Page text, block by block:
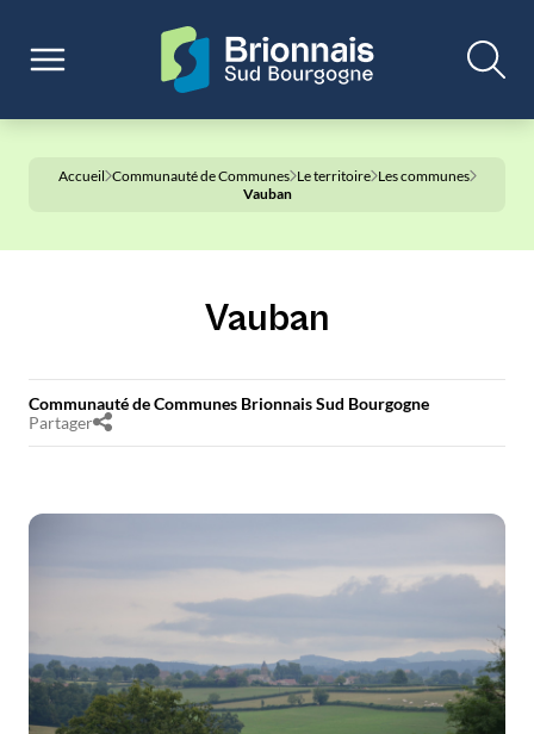
Accueil Communauté de Communes Le territoire Les communes
Vauban
Vauban
Communauté de Communes Brionnais Sud Bourgogne
Partager